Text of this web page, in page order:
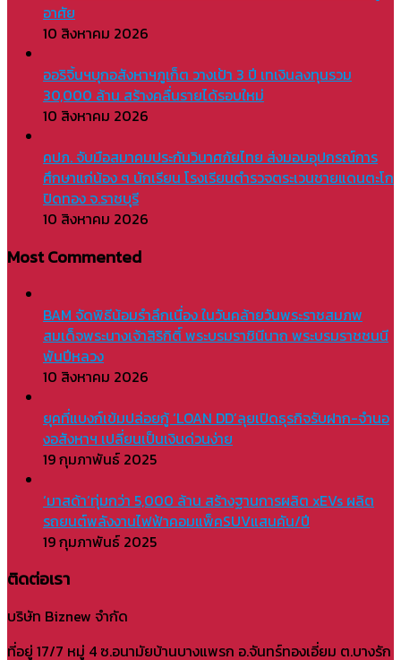
อาศัย
10 สิงหาคม 2026
ออริจิ้นฯบุกอสังหาฯภูเก็ต วางเป้า 3 ปี เทเงินลงทุนรวม
30,000 ล้าน สร้างคลื่นรายได้รอบใหม่
10 สิงหาคม 2026
คปภ. จับมือสมาคมประกันวินาศภัยไทย ส่งมอบอุปกรณ์การ
ศึกษาแก่น้อง ๆ นักเรียน โรงเรียนตำรวจตระเวนชายแดนตะโก
ปิดทอง จ.ราชบุรี
10 สิงหาคม 2026
Most Commented
BAM จัดพิธีน้อมรำลึกเนื่อง ในวันคล้ายวันพระราชสมภพ
สมเด็จพระนางเจ้าสิริกิติ์ พระบรมราชินีนาถ พระบรมราชชนนี
พันปีหลวง
10 สิงหาคม 2026
ยุคที่แบงก์เข้มปล่อยกู้ ‘LOAN DD’ลุยเปิดธุรกิจรับฝาก-จำนอ
งอสังหาฯ เปลี่ยนเป็นเงินด่วนง่าย
19 กุมภาพันธ์ 2025
‘มาสด้า’ทุ่มกว่า 5,000 ล้าน สร้างฐานการผลิต xEVs ผลิต
รถยนต์พลังงานไฟฟ้าคอมแพ็คSUVแสนคัน/ปี
19 กุมภาพันธ์ 2025
ติดต่อเรา
บริษัท Biznew จำกัด
ที่อยู่ 17/7 หมู่ 4 ซ.อนามัยบ้านบางแพรก อ.จันทร์ทองเอี่ยม ต.บางรัก